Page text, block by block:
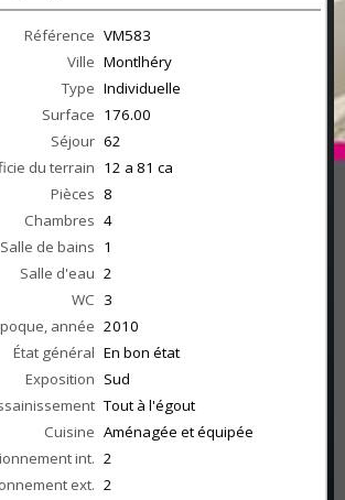
Référence VM583
Ville Montlhéry
Type Individuelle
Surface 176.00
Séjour 62
du terrain 12 a 81 ca
Pièces 8
Chambres 4
Salle de bains 1
Salle d'eau 2
WC 3
année 2010
État général En bon état
Exposition Sud
Tout à l'égout
Cuisine Aménagée et équipée
int. 2
ext. 2